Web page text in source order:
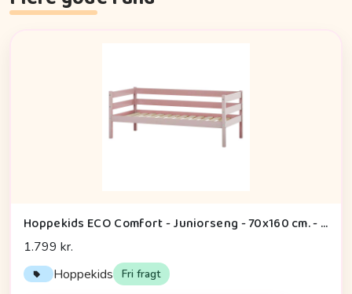
Hoppekids ECO Comfort - Juniorseng - 70x160 cm. - Pale Rose
1.799 kr.
Hoppekids Fri fragt